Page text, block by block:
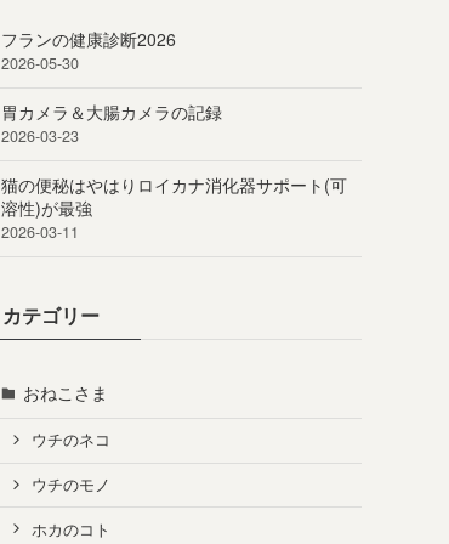
フランの健康診断2026
2026-05-30
胃カメラ＆大腸カメラの記録
2026-03-23
猫の便秘はやはりロイカナ消化器サポート(可
溶性)が最強
2026-03-11
カテゴリー
おねこさま
ウチのネコ
ウチのモノ
ホカのコト